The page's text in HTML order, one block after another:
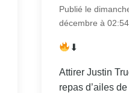
Publié le
décembre à 02:54
⬇
Attirer Justin
repas d’ailes